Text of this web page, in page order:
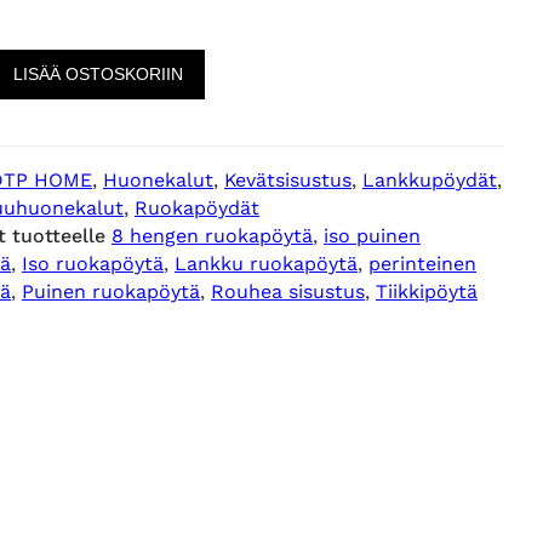
LISÄÄ OSTOSKORIIN
HOME, Huonekalut, Kevätsisustus, Lankkupöydät
, Ruokapöydät
tuotteelle 8 hengen ruokapöytä, iso puinen
, Iso ruokapöytä, Lankku ruokapöytä, perinteinen
, Puinen ruokapöytä, Rouhea sisustus, Tiikkipöytä